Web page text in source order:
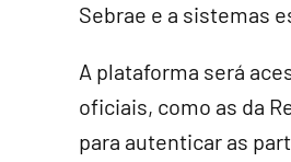
Sebrae e a sistemas
A plataforma será
oficiais, como as da
para autenticar as